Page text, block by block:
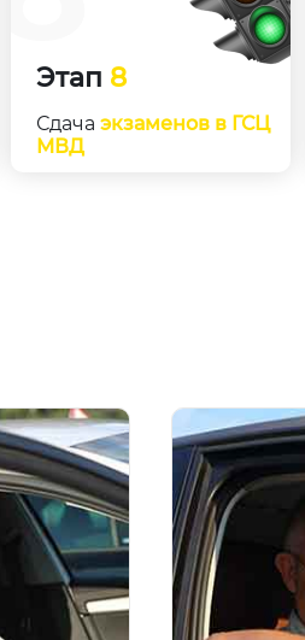
Этап 8
Сдача экзаменов в ГСЦ
МВД